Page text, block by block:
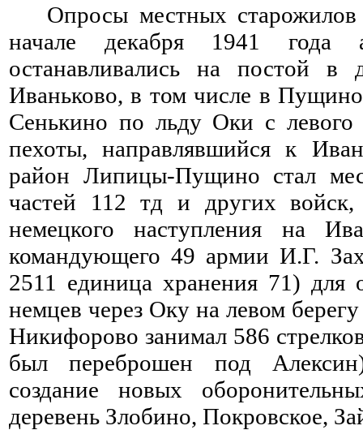
Опросы местных
начале декабря 1941 года
останавливались на постой
Иваньково, в том числе в
Сенькино по льду Оки с
пехоты, направлявшийся к
район Липицы-Пущино стал
частей 112 тд и других войск,
немецкого наступления на
командующего 49 армии И.Г.
2511 единица хранения 71) для
немцев через Оку на левом
Никифорово занимал 586
был переброшен под
создание новых
деревень Злобино, Покровское,